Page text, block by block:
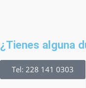
¿Tienes alguna
Tel: 228 141 0303